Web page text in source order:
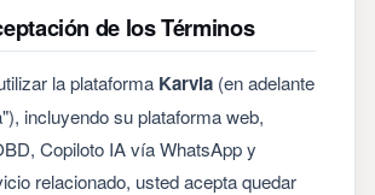
de los Términos
la plataforma Karvia (en adelante
incluyendo su plataforma web,
Copiloto IA vía WhatsApp y
relacionado, usted acepta quedar